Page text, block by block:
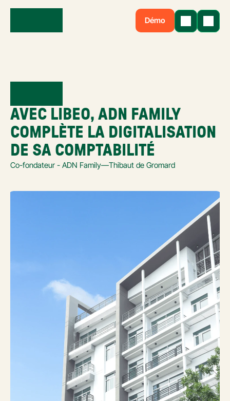
Démo
AVEC LIBEO, ADN FAMILY
COMPLÈTE LA DIGITALISATION
DE SA COMPTABILITÉ
Co-fondateur - ADN Family—Thibaut de Gromard